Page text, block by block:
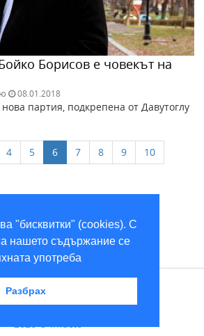
"бисквитки" (cookies). С
нашето съдържание се
употреба
Разбрах
Борисов е човекът на
08.01.2018
партия, подкрепена от Давутоглу
4 5 6 7 8 9
10
RSS
2026 © infacto